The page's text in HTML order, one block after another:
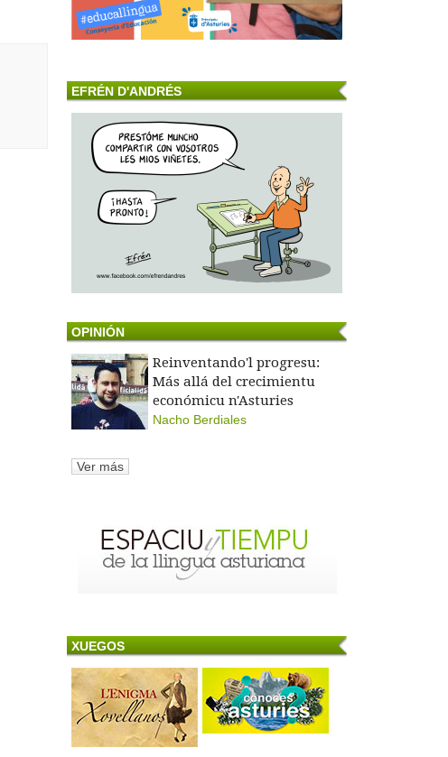
EFRÉN D'ANDRÉS
OPINIÓN
Reinventando'l progresu:
Más allá del crecimientu
económicu n'Asturies
Nacho Berdiales
Ver más
XUEGOS